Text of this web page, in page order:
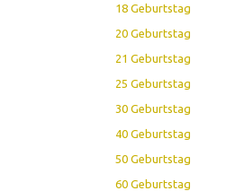
18 Geburtstag
20 Geburtstag
21 Geburtstag
25 Geburtstag
30 Geburtstag
40 Geburtstag
50 Geburtstag
60 Geburtstag